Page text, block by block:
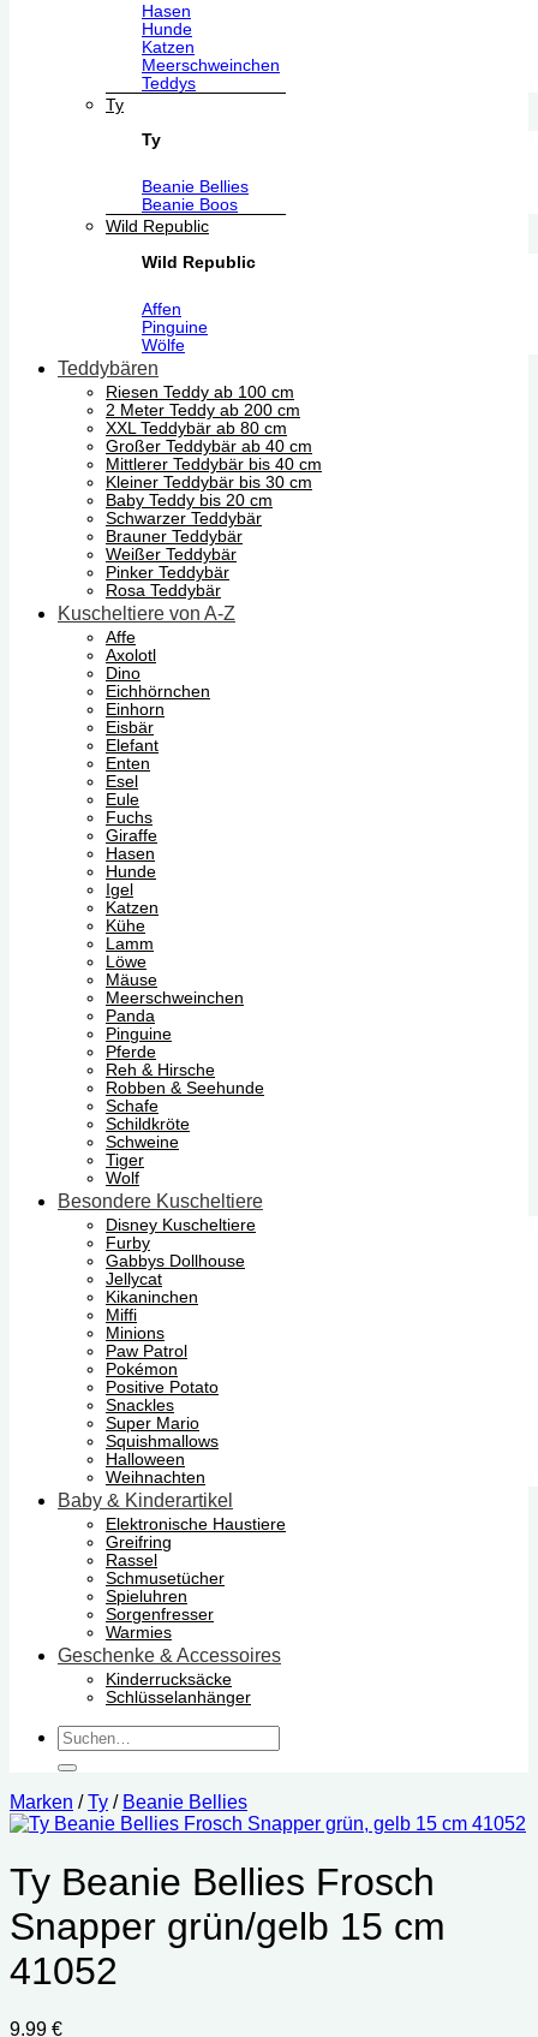
Hasen
Hunde
Katzen
Meerschweinchen
Teddys
Ty
Ty
Beanie Bellies
Beanie Boos
Wild Republic
Wild Republic
Affen
Pinguine
Wölfe
Teddybären
Riesen Teddy ab 100 cm
2 Meter Teddy ab 200 cm
XXL Teddybär ab 80 cm
Großer Teddybär ab 40 cm
Mittlerer Teddybär bis 40 cm
Kleiner Teddybär bis 30 cm
Baby Teddy bis 20 cm
Schwarzer Teddybär
Brauner Teddybär
Weißer Teddybär
Pinker Teddybär
Rosa Teddybär
Kuscheltiere von A-Z
Affe
Axolotl
Dino
Eichhörnchen
Einhorn
Eisbär
Elefant
Enten
Esel
Eule
Fuchs
Giraffe
Hasen
Hunde
Igel
Katzen
Kühe
Lamm
Löwe
Mäuse
Meerschweinchen
Panda
Pinguine
Pferde
Reh & Hirsche
Robben & Seehunde
Schafe
Schildkröte
Schweine
Tiger
Wolf
Besondere Kuscheltiere
Disney Kuscheltiere
Furby
Gabbys Dollhouse
Jellycat
Kikaninchen
Miffi
Minions
Paw Patrol
Pokémon
Positive Potato
Snackles
Super Mario
Squishmallows
Halloween
Weihnachten
Baby & Kinderartikel
Elektronische Haustiere
Greifring
Rassel
Schmusetücher
Spieluhren
Sorgenfresser
Warmies
Geschenke & Accessoires
Kinderrucksäcke
Schlüsselanhänger
Suchen
nach:
Marken / Ty / Beanie Bellies
Ty Beanie Bellies Frosch
Snapper grün/gelb 15 cm
‎41052
9.99 €